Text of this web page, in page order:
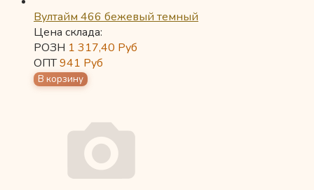
Вултайм 466 бежевый темный
Цена склада:
РОЗН 1 317,40 Руб
ОПТ941 Руб